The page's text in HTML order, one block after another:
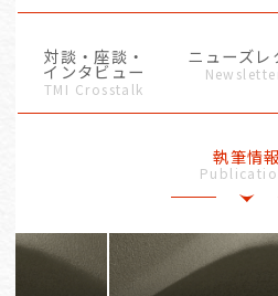
対談・座談・
インタビュー
TMI Crosstalk
ニューズレ
執筆情報